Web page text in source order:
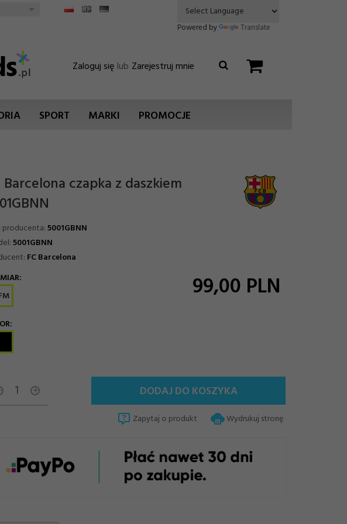
Powered by Translate
Zaloguj się lub Zarejestruj mnie
SPORT MARKI PROMOCJE
Barcelona czapka z daszkiem
producenta:5001GBNN
5001GBNN
FC Barcelona
99,00 PLN
DODAJ DO KOSZYKA
Zapytaj o produkt Wydrukuj stronę